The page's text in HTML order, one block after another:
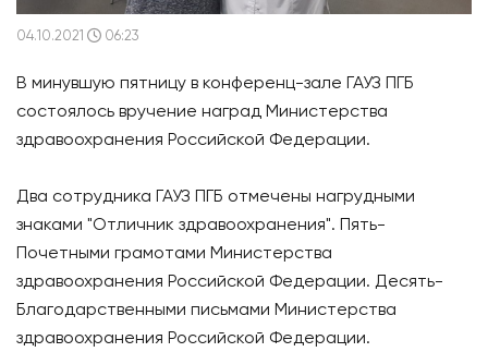
04.10.2021 06:23
В минувшую пятницу в конференц-зале ГАУЗ ПГБ
состоялось вручение наград Министерства
здравоохранения Российской Федерации.
Два сотрудника ГАУЗ ПГБ отмечены нагрудными
знаками "Отличник здравоохранения". Пять-
Почетными грамотами Министерства
здравоохранения Российской Федерации. Десять-
Благодарственными письмами Министерства
здравоохранения Российской Федерации.